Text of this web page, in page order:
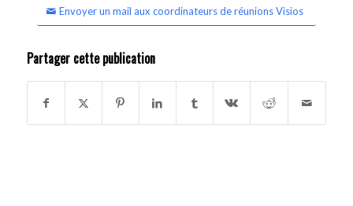
Envoyer un mail aux coordinateurs de réunions Visios
Partager cette publication